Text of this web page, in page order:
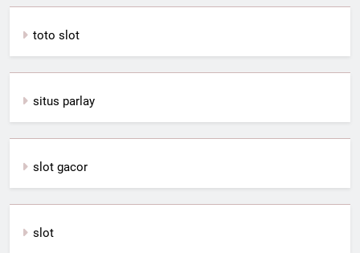
toto slot
situs parlay
slot gacor
slot